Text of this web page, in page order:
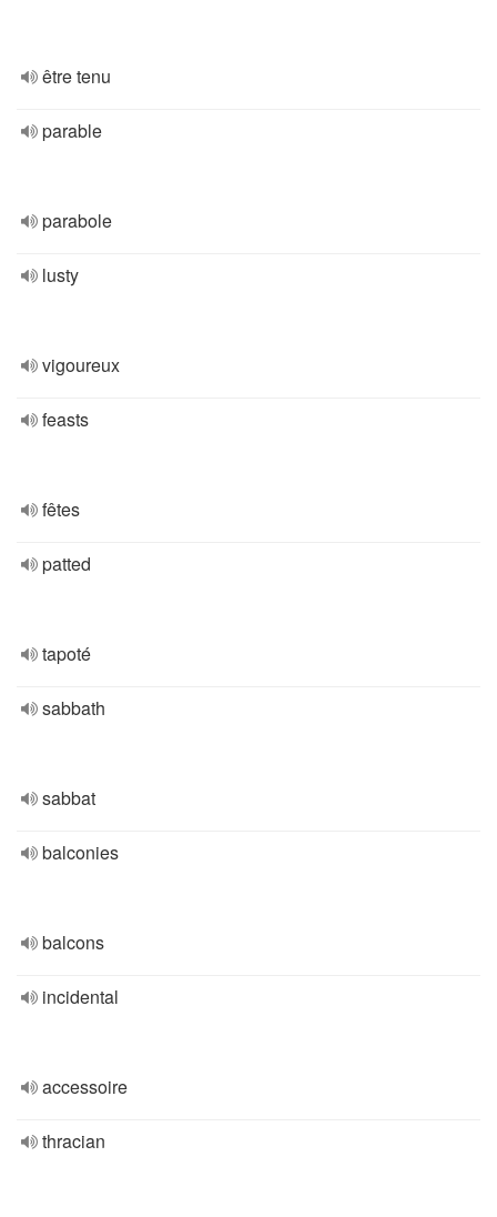
être tenu
parable
parabole
lusty
vigoureux
feasts
fêtes
patted
tapoté
sabbath
sabbat
balconies
balcons
incidental
accessoire
thracian